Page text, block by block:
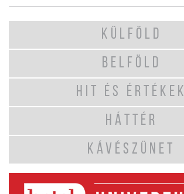
KÜLFÖLD
BELFÖLD
HIT ÉS ÉRTÉKEK
HÁTTÉR
KÁVÉSZÜNET